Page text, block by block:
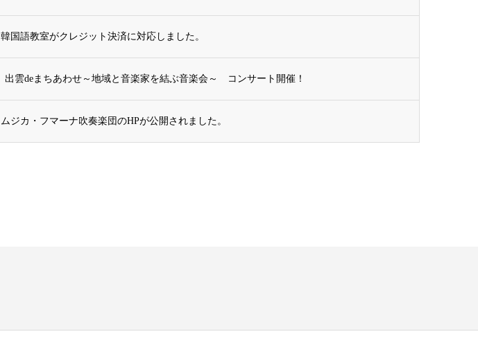
韓国語教室がクレジット決済に対応しました。
出雲deまちあわせ～地域と音楽家を結ぶ音楽会～ コンサート開催！
ムジカ・フマーナ吹奏楽団のHPが公開されました。